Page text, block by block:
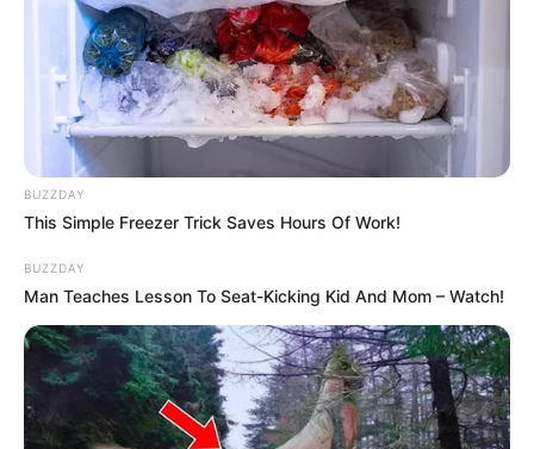
Sabah hava necəolacaq?
12:58 / 06 Avqust 2026 CƏMİYYƏT
BUZZDAY
This Simple Freezer Trick Saves Hours Of Work!
BUZZDAY
Man Teaches Lesson To Seat-Kicking Kid And Mom – Watch!